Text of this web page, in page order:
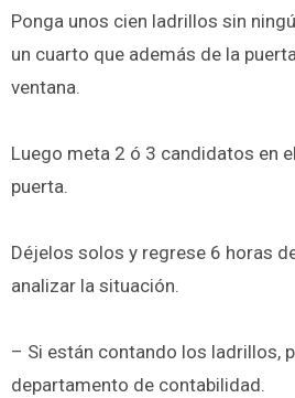
Ponga unos cien ladrillos sin
un cuarto que además de la
ventana.
Luego meta 2 ó 3 candidatos en
puerta.
Déjelos solos y regrese 6 horas
analizar la situación.
– Si están contando los ladrillos,
departamento de contabilidad.